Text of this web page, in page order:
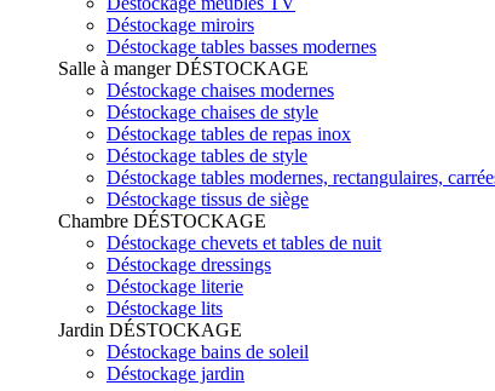
Déstockage miroirs
Déstockage tables basses modernes
Salle à mangerDÉSTOCKAGE
Déstockage chaises modernes
Déstockage chaises de style
Déstockage tables de repas inox
Déstockage tables de style
Déstockage tables modernes, rectangulaires,
Déstockage tissus de siège
Chambre DÉSTOCKAGE
Déstockage chevets et tables de nuit
Déstockage dressings
Déstockage literie
Déstockage lits
Jardin DÉSTOCKAGE
Déstockage bains de soleil
Déstockage jardin